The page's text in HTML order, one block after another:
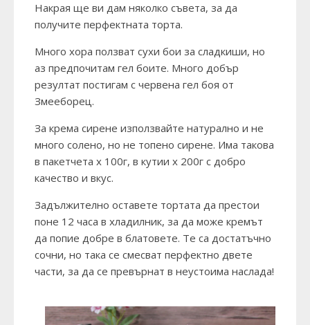
Накрая ще ви дам няколко съвета, за да
получите перфектната торта.
Много хора ползват сухи бои за сладкиши, но
аз предпочитам гел боите. Много добър
резултат постигам с червена гел боя от
Змееборец.
За крема сирене използвайте натурално и не
много солено, но не топено сирене. Има такова
в пакетчета х 100г, в кутии х 200г с добро
качество и вкус.
Задължително оставете тортата да престои
поне 12 часа в хладилник, за да може кремът
да попие добре в блатовете. Те са достатъчно
сочни, но така се смесват перфектно двете
части, за да се превърнат в неустоима наслада!